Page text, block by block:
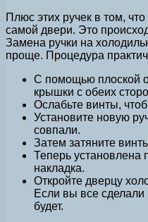
Плюс этих ручек в том,
самой двери. Это
Замена ручки на
проще. Процедура
С помощью плоской
крышки с обеих
Ослабьте винты,
Установите новую
совпали.
Затем затяните
Теперь установлена
накладка.
Откройте дверцу
Если вы все сделали
будет.